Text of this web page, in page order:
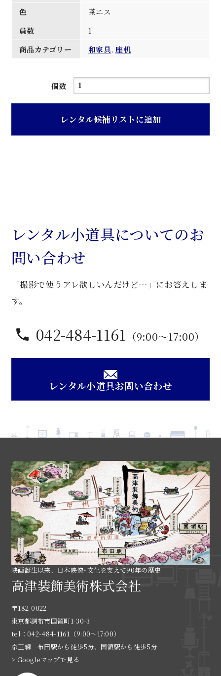
色
茶ニス
員数
1
商品カテゴリー
和家具,座机
個数
茶
塗
レンタル候補リストに追加
レンタル小道具についてのお
問い合わせ
「撮影で使うアレ欲しいんだけど…」にお答えしま
す。
042-484-1161 （9:00〜17:00）
レンタル小道具お問い合わせ
映画誕生以来、日本映像･文化を支えて90年の歴史
高津装飾美術株式会社
〒182-0022
東京都調布市国領町1-30-3
tel：042-484-1161（9:00〜17:00）
京王線 布田駅から徒歩5分、国領駅から徒歩5分
> Googleマップで見る